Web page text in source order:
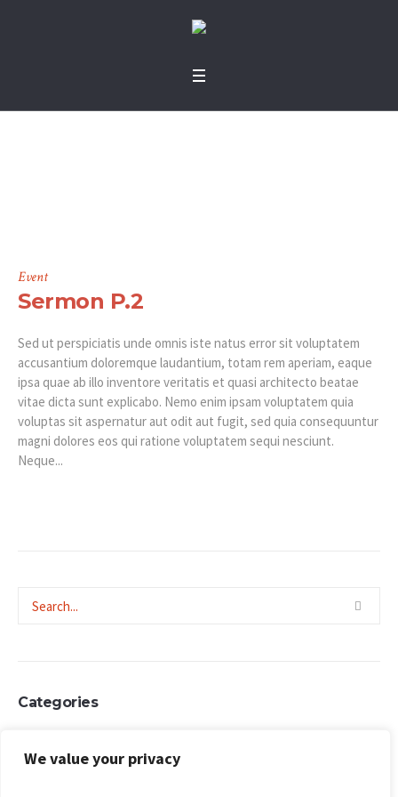
We value your privacy
Event
Sermon P.2
Sed ut perspiciatis unde omnis iste natus error sit voluptatem
accusantium doloremque laudantium, totam rem aperiam, eaque
ipsa quae ab illo inventore veritatis et quasi architecto beatae
vitae dicta sunt explicabo. Nemo enim ipsam voluptatem quia
voluptas sit aspernatur aut odit aut fugit, sed quia consequuntur
magni dolores eos qui ratione voluptatem sequi nesciunt.
Neque...
Categories
Daily Devotion